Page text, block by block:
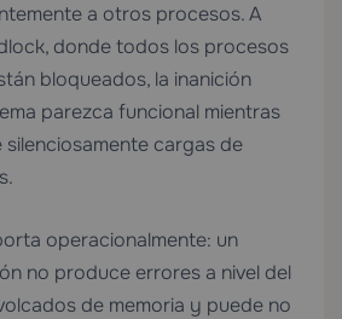
a otros procesos. A
donde todos los procesos
bloqueados, la inanición
parezca funcional mientras
cargas de
operacionalmente: un
no produce errores a nivel del
de memoria y puede no